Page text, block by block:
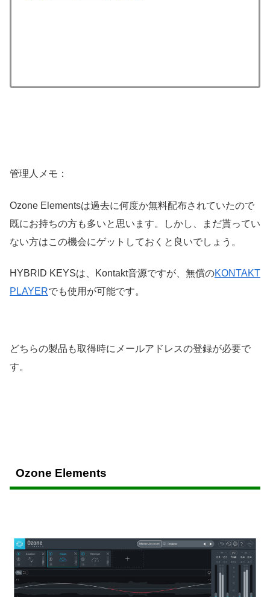
管理人メモ：
Ozone Elementsは過去に何度か無料配布されていたので
既にお持ちの方も多いと思います。しかし、まだ貰ってい
ない方はこの機会にゲットしておくと良いでしょう。
HYBRID KEYSは、Kontakt音源ですが、無償のKONTAKT
PLAYERでも使用が可能です。
どちらの製品も取得時にメールアドレスの登録が必要で
す。
Ozone Elements